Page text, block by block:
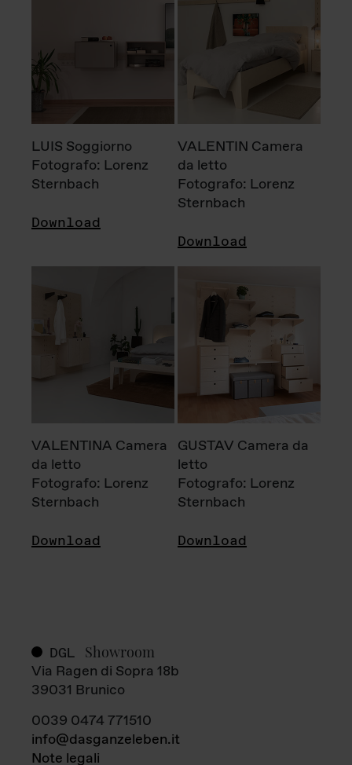
LUIS Soggiorno
Fotografo: Lorenz
Sternbach
Download
VALENTIN Camera
da letto
Fotografo: Lorenz
Sternbach
Download
VALENTINA Camera
da letto
Fotografo: Lorenz
Sternbach
Download
GUSTAV Camera da
letto
Fotografo: Lorenz
Sternbach
Download
DGL Showroom
Via Ragen di Sopra 18b
39031 Brunico
0039 0474 771510
info@dasganzeleben.it
Note legali